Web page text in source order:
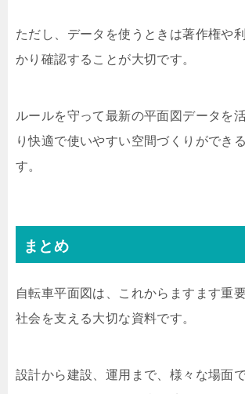
ただし、データを使うときは著作権や
かり確認することが大切です。
ルールを守って最新の平面図データを
り快適で使いやすい空間づくりができ
す。
まとめ
自転車平面図は、これからますます重
社会を支える大切な資料です。
設計から建設、運用まで、様々な場面